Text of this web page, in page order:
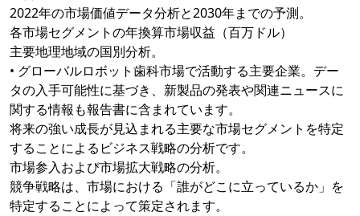
2022年の市場価値データ分析と2030年までの予測。
各市場セグメントの年換算市場収益（百万ドル）
主要地理地域の国別分析。
• グローバルロボット歯科市場で活動する主要企業。デー
タの入手可能性に基づき、新製品の発表や関連ニュースに
関する情報も報告書に含まれています。
将来の強い成長が見込まれる主要な市場セグメントを特定
することによるビジネス戦略の分析です。
市場参入および市場拡大戦略の分析。
競争戦略は、市場における「誰がどこに立っているか」を
特定することによって策定されます。